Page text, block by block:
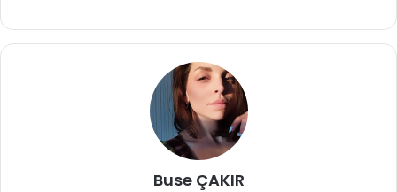
Buse ÇAKIR